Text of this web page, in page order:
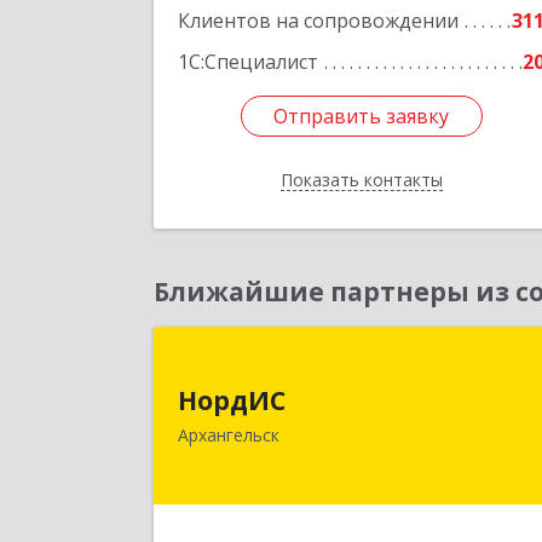
Клиентов на сопровождении
311
1С:Специалист
Отправить заявку
Показать контакты
Отправить заявку
Назад
Ближайшие партнеры из
НордИС
Архангельск
Архангельск г, Гайдара ул, дом № 55,